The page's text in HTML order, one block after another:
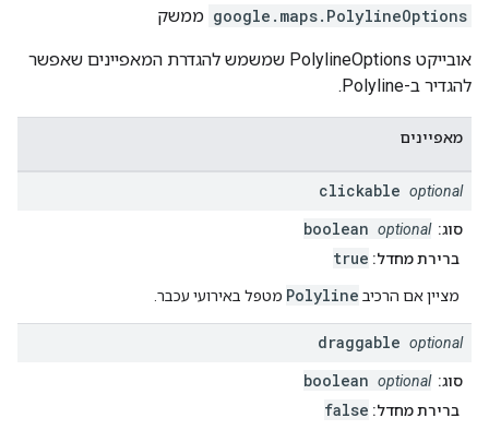
google.maps. PolylineOptions ממשק
אובייקט PolylineOptions שמשמש להגדרת המאפיינים שאפשר
להגדיר ב-Polyline.
מאפיינים
clickable optional
סוג: boolean optional
ברירת מחדל: true
מציין אם הרכיב Polyline מטפל באירועי עכבר.
draggable optional
סוג: boolean optional
ברירת מחדל: false